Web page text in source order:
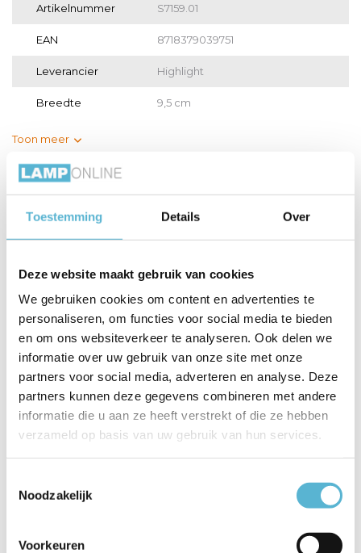
Toestemming Details Over
Deze website maakt gebruik van cookies
We gebruiken cookies om content en advertenties te
personaliseren, om functies voor social media te bieden
en om ons websiteverkeer te analyseren. Ook delen we
informatie over uw gebruik van onze site met onze
partners voor social media, adverteren en analyse. Deze
partners kunnen deze gegevens combineren met andere
informatie die u aan ze heeft verstrekt of die ze hebben
verzameld op basis van uw gebruik van hun services.
Noodzakelijk
Voorkeuren
Artikelnummer S7159.01
EAN 8718379039751
Leverancier Highlight
Breedte 9,5 cm
Toon meer
Vergelijk Delen
Gerelateerde artikelen:
LED GU10 lamp 50-
3,8 W...
€7,95
€5,95
LED GU10 lamp 35-
2,6 W...
HUE Lichtbron
GU10 400...
€49,95
€46,50
Reviews